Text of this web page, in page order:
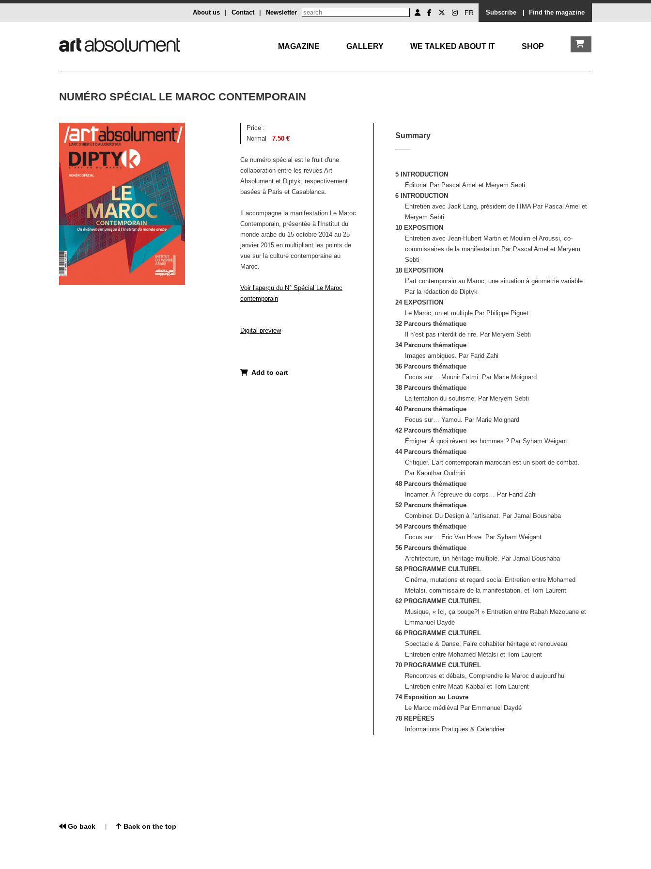
Subscribe Find the magazine
FR
Newsletter
Contact
About us
MAGAZINE GALLERY WE TALKED ABOUT IT SHOP
NUMÉRO SPÉCIAL LE MAROC CONTEMPORAIN
Price :
Normal
7.50 €
Ce numéro spécial est le fruit d'une
collaboration entre les revues Art
Absolument et Diptyk, respectivement
basées à Paris et Casablanca.
Il accompagne la manifestation Le Maroc
Contemporain, présentée à l'Institut du
monde arabe du 15 octobre 2014 au 25
janvier 2015 en multipliant les points de
vue sur la culture contemporaine au
Maroc.
Voir l'aperçu du N° Spécial Le Maroc
contemporain
Digital preview
Add to cart
Summary
5 INTRODUCTION
Éditorial Par Pascal Amel et Meryem Sebti
6 INTRODUCTION
Entretien avec Jack Lang, président de l’IMA Par Pascal Amel et
Meryem Sebti
10 EXPOSITION
Entretien avec Jean-Hubert Martin et Moulim el Aroussi, co-
commissaires de la manifestation Par Pascal Amel et Meryem
Sebti
18 EXPOSITION
L’art contemporain au Maroc, une situation à géométrie variable
Par la rédaction de Diptyk
24 EXPOSITION
Le Maroc, un et multiple Par Philippe Piguet
32 Parcours thématique
Il n’est pas interdit de rire. Par Meryem Sebti
34 Parcours thématique
Images ambigües. Par Farid Zahi
36 Parcours thématique
Focus sur… Mounir Fatmi. Par Marie Moignard
38 Parcours thématique
La tentation du soufisme. Par Meryem Sebti
40 Parcours thématique
Focus sur… Yamou. Par Marie Moignard
42 Parcours thématique
Émigrer. À quoi rêvent les hommes ? Par Syham Weigant
44 Parcours thématique
Critiquer. L’art contemporain marocain est un sport de combat.
Par Kaouthar Oudrhiri
48 Parcours thématique
Incarner. À l’épreuve du corps… Par Farid Zahi
52 Parcours thématique
Combiner. Du Design à l’artisanat. Par Jamal Boushaba
54 Parcours thématique
Focus sur… Eric Van Hove. Par Syham Weigant
56 Parcours thématique
Architecture, un héritage multiple. Par Jamal Boushaba
58 PROGRAMME CULTUREL
Cinéma, mutations et regard social Entretien entre Mohamed
Métalsi, commissaire de la manifestation, et Tom Laurent
62 PROGRAMME CULTUREL
Musique, « Ici, ça bouge?! » Entretien entre Rabah Mezouane et
Emmanuel Daydé
66 PROGRAMME CULTUREL
Spectacle & Danse, Faire cohabiter héritage et renouveau
Entretien entre Mohamed Métalsi et Tom Laurent
70 PROGRAMME CULTUREL
Rencontres et débats, Comprendre le Maroc d’aujourd’hui
Entretien entre Maati Kabbal et Tom Laurent
74 Exposition au Louvre
Le Maroc médiéval Par Emmanuel Daydé
78 REPÈRES
Informations Pratiques & Calendrier
Go back Back on the top